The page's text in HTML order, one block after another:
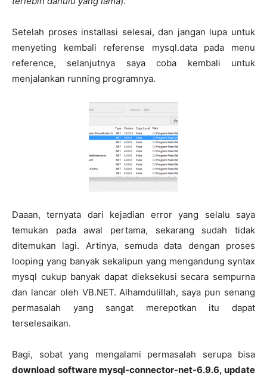
Setelah proses installasi selesai, dan jangan lupa untuk
menyeting kembali referense mysql.data pada menu
reference, selanjutnya saya coba kembali untuk
menjalankan running programnya.
Daaan, ternyata dari kejadian error yang selalu saya
temukan pada awal pertama, sekarang sudah tidak
ditemukan lagi. Artinya, semuda data dengan proses
looping yang banyak sekalipun yang mengandung syntax
mysql cukup banyak dapat dieksekusi secara sempurna
dan lancar oleh VB.NET. Alhamdulillah, saya pun senang
permasalah yang sangat merepotkan itu dapat
terselesaikan.
Bagi, sobat yang mengalami permasalah serupa bisa
download software mysql-connector-net-6.9.6, update